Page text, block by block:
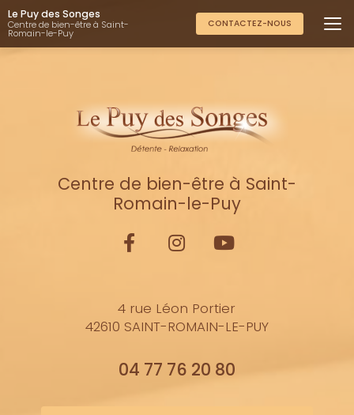
Aller
au
contenu
principal
Le Puy des Songes
Centre de bien-être à Saint-
Romain-le-Puy
CONTACTEZ-NOUS
Centre de bien-être à Saint-
Romain-le-Puy
4 rue Léon Portier
42610 SAINT-ROMAIN-LE-PUY
04 77 76 20 80